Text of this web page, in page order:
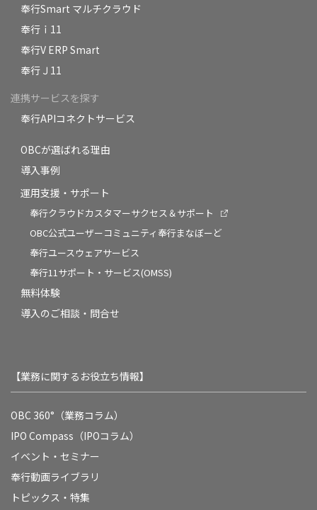
奉行Smart マルチクラウド
奉行ｉ11
奉行V ERP Smart
奉行Ｊ11
連携サービスを探す
奉行APIコネクトサービス
OBCが選ばれる理由
導入事例
運用支援・サポート
奉行クラウドカスタマーサクセス＆サポート
OBC公式ユーザーコミュニティ奉行まなぼーど
奉行ユースウェアサービス
奉行11サポート・サービス(OMSS)
無料体験
導入のご相談・問合せ
【業務に関するお役立ち情報】
OBC 360°（業務コラム）
IPO Compass（IPOコラム）
イベント・セミナー
奉行動画ライブラリ
トピックス・特集